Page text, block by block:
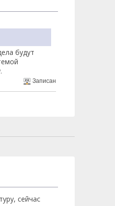
будут
Записан
сейчас